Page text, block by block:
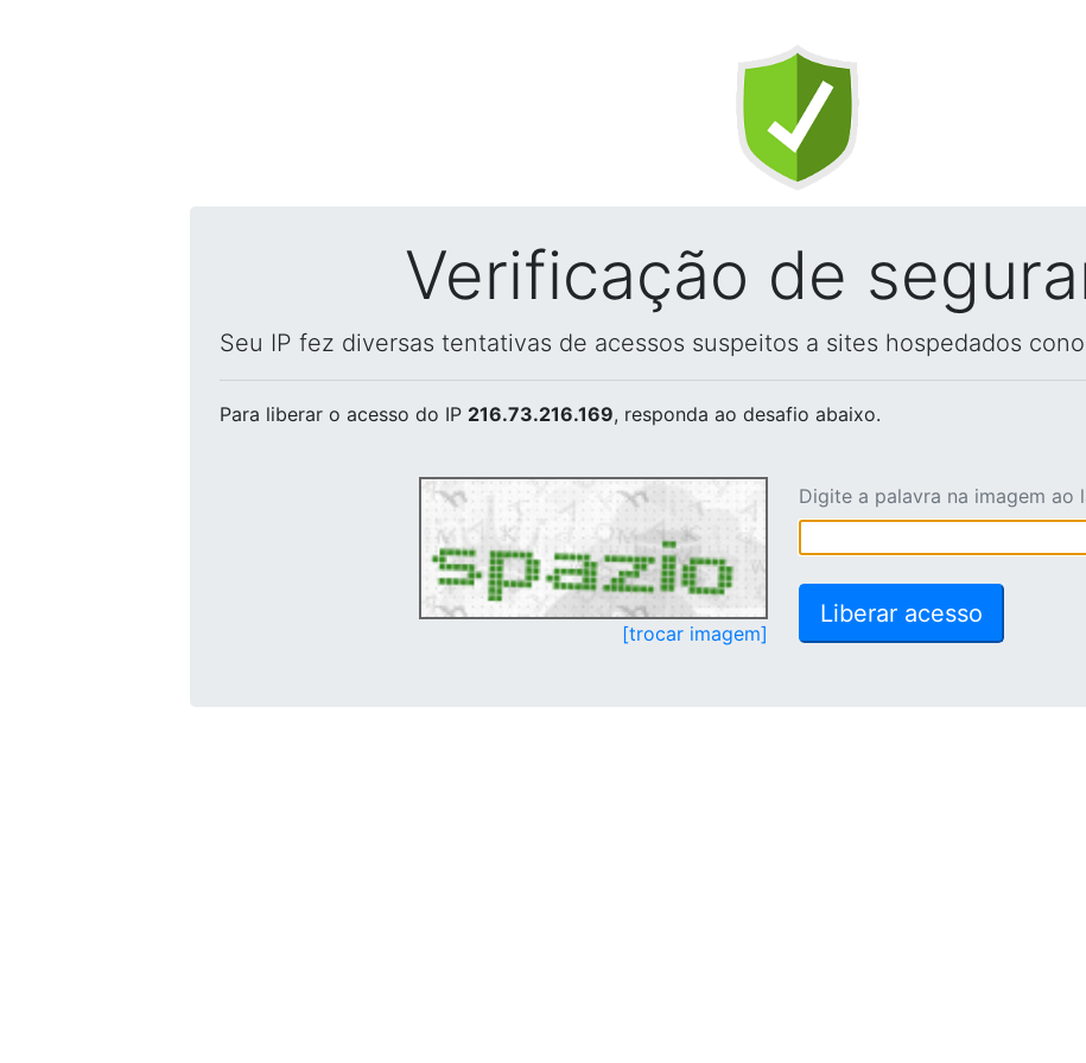
Verificação de
Seu IP fez diversas tentativas de acessos suspeitos a sites hospedados
Para liberar o acesso do IP 216.73.216.169, responda ao desafio abaixo.
[trocar imagem]
Digite a palavra na imagem ao